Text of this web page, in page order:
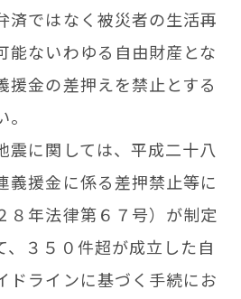
済ではなく被災者の生活再
能ないわゆる自由財産とな
援金の差押えを禁止とする
に関しては、平成二十八
義援金に係る差押禁止等に
８年法律第６７号）が制定
、３５０件超が成立した自
ドラインに基づく手続にお